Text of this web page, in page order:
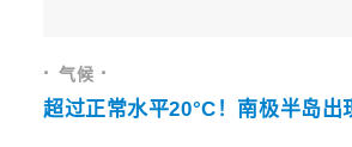
· 气候 ·
超过正常水平20°C！ 南极半岛出